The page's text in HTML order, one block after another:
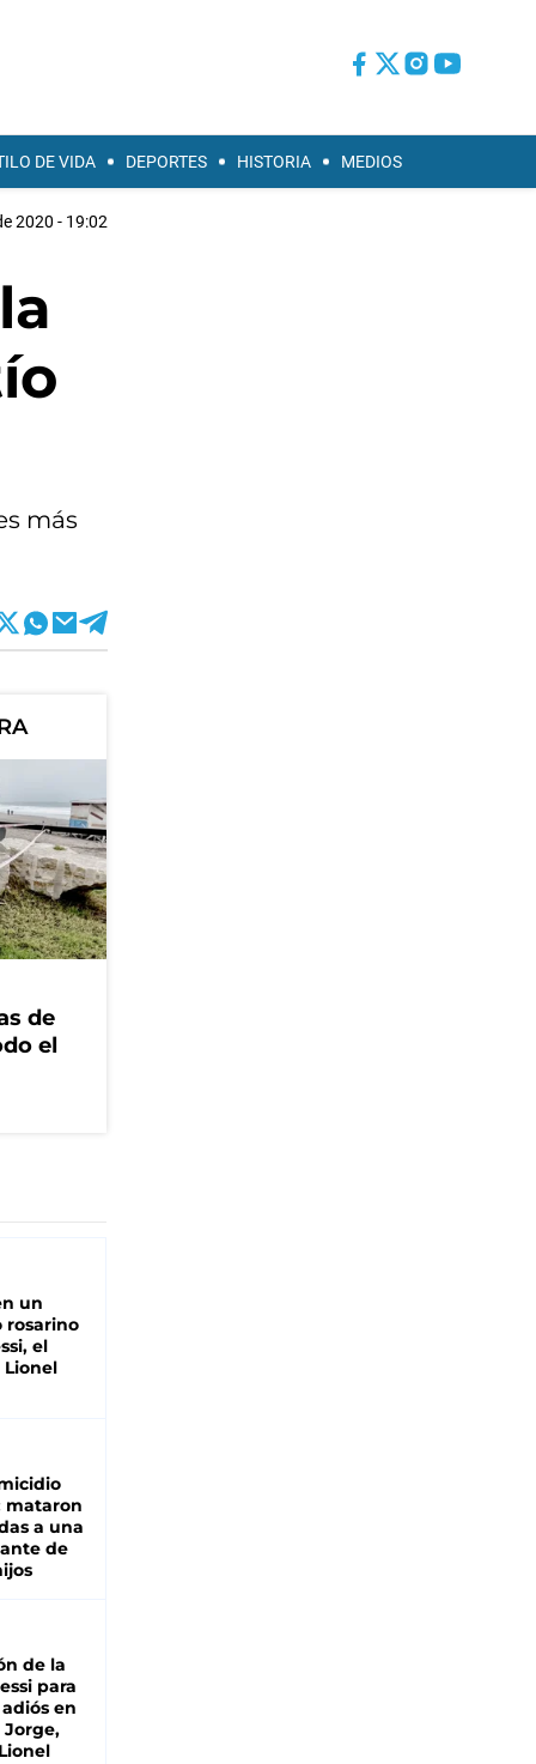
DE VIDA DEPORTES HISTORIA MEDIOS
2020 - 19:02
más
de
el
un
rosarino
el
mataron
a una
de
de la
para
en
Jorge,